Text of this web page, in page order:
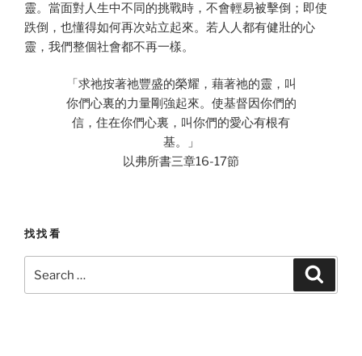
靈。當面對人生中不同的挑戰時，不會輕易被擊倒；即使
跌倒，也懂得如何再次站立起來。若人人都有健壯的心
靈，我們整個社會都不再一樣。
「求祂按著祂豐盛的榮耀，藉著祂的靈，叫
你們心裏的力量剛強起來。使基督因你們的
信，住在你們心裏，叫你們的愛心有根有
基。」
以弗所書三章16-17節
找找看